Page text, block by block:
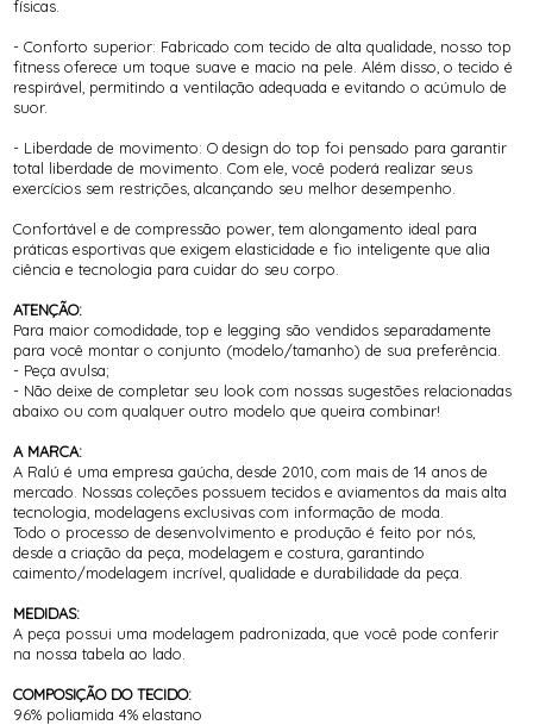
físicas.
- Conforto superior: Fabricado com tecido de alta qualidade, nosso top
fitness oferece um toque suave e macio na pele. Além disso, o tecido é
respirável, permitindo a ventilação adequada e evitando o acúmulo de
suor.
- Liberdade de movimento: O design do top foi pensado para garantir
total liberdade de movimento. Com ele, você poderá realizar seus
exercícios sem restrições, alcançando seu melhor desempenho.
Confortável e de compressão power, tem alongamento ideal para
práticas esportivas que exigem elasticidade e fio inteligente que alia
ciência e tecnologia para cuidar do seu corpo.
ATENÇÃO:
Para maior comodidade, top e legging são vendidos separadamente
para você montar o conjunto (modelo/tamanho) de sua preferência.
- Peça avulsa;
- Não deixe de completar seu look com nossas sugestões relacionadas
abaixo ou com qualquer outro modelo que queira combinar!
A MARCA:
A Ralú é uma empresa gaúcha, desde 2010, com mais de 14 anos de
mercado. Nossas coleções possuem tecidos e aviamentos da mais alta
tecnologia, modelagens exclusivas com informação de moda.
Todo o processo de desenvolvimento e produção é feito por nós,
desde a criação da peça, modelagem e costura, garantindo
caimento/modelagem incrível, qualidade e durabilidade da peça.
MEDIDAS:
A peça possui uma modelagem padronizada, que você pode conferir
na nossa tabela ao lado.
COMPOSIÇÃO DO TECIDO:
96% poliamida 4% elastano